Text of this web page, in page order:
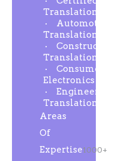
Translation
Automotive
Translation
Construction
Translation
Consumer
Electronics
Engineering
Translation
Areas
Of
Expertise1000+